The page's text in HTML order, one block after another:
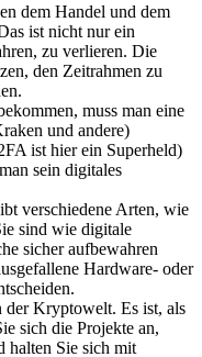
dem Handel und dem
ist nicht nur ein
zu verlieren. Die
den Zeitrahmen zu
muss man eine
und andere)
ist hier ein Superheld)
sein digitales
verschiedene Arten, wie
sind wie digitale
sicher aufbewahren
Hardware- oder
der Kryptowelt. Es ist, als
sich die Projekte an,
halten Sie sich mit